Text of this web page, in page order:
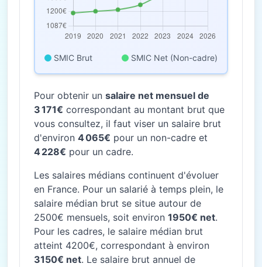
SMIC Brut SMIC Net (Non-cadre)
Pour obtenir un salaire net mensuel de
3 171€ correspondant au montant brut que
vous consultez, il faut viser un salaire brut
d'environ 4 065€ pour un non-cadre et
4 228€ pour un cadre.
Les salaires médians continuent d'évoluer
en France. Pour un salarié à temps plein, le
salaire médian brut se situe autour de
2500€ mensuels, soit environ 1950€ net.
Pour les cadres, le salaire médian brut
atteint 4200€, correspondant à environ
3150€ net. Le salaire brut annuel de